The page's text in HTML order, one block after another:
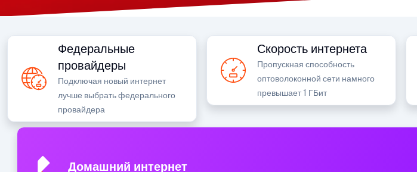
Федеральные
провайдеры
Подключая новый интернет
лучше выбрать федерального
провайдера
Скорость интернета
Пропускная способность
оптоволоконной сети намного
превышает 1 ГБит
Домашний интернет